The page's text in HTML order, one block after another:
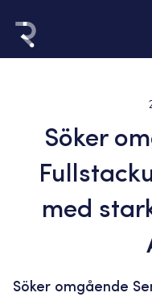
Söker
med
Söker omgående